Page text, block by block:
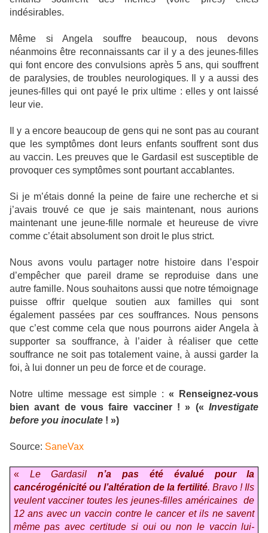
indésirables.
Même si Angela souffre beaucoup, nous devons
néanmoins être reconnaissants car il y a des jeunes-filles
qui font encore des convulsions après 5 ans, qui souffrent
de paralysies, de troubles neurologiques. Il y a aussi des
jeunes-filles qui ont payé le prix ultime : elles y ont laissé
leur vie.
Il y a encore beaucoup de gens qui ne sont pas au courant
que les symptômes dont leurs enfants souffrent sont dus
au vaccin. Les preuves que le Gardasil est susceptible de
provoquer ces symptômes sont pourtant accablantes.
Si je m’étais donné la peine de faire une recherche et si
j’avais trouvé ce que je sais maintenant, nous aurions
maintenant une jeune-fille normale et heureuse de vivre
comme c’était absolument son droit le plus strict.
Nous avons voulu partager notre histoire dans l’espoir
d’empêcher que pareil drame se reproduise dans une
autre famille. Nous souhaitons aussi que notre témoignage
puisse offrir quelque soutien aux familles qui sont
également passées par ces souffrances. Nous pensons
que c’est comme cela que nous pourrons aider Angela à
supporter sa souffrance, à l’aider à réaliser que cette
souffrance ne soit pas totalement vaine, à aussi garder la
foi, à lui donner un peu de force et de courage.
Notre ultime message est simple :« Renseignez-vous
bien avant de vous faire vacciner ! » (« Investigate
before you inoculate ! »)
Source: SaneVax
« Le Gardasil n’a pas été évalué
pour la
cancérogénicité oul’altération de la fertilité. Bravo !Ils
veulent vacciner toutes les jeunes-filles américaines
de
12 ans avec un vaccin contre le cancer et ils ne savent
même pas avec certitude si oui ou non le vaccin lui-